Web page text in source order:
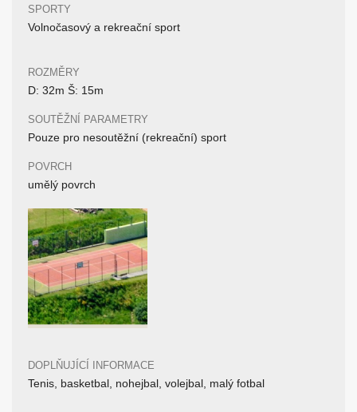
SPORTY
Volnočasový a rekreační sport
ROZMĚRY
D: 32m Š: 15m
SOUTĚŽNÍ PARAMETRY
Pouze pro nesoutěžní (rekreační) sport
POVRCH
umělý povrch
DOPLŇUJÍCÍ INFORMACE
Tenis, basketbal, nohejbal, volejbal, malý fotbal